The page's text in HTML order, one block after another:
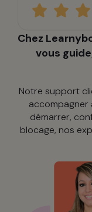
Chez
vous
Notre support
accompagner
démarrer,
blocage, nos